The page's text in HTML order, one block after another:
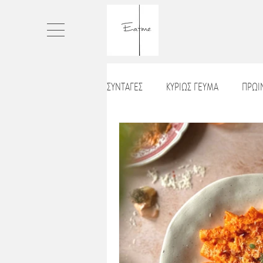
ΣΥΝΤΑΓΕΣ ΚΥΡΙΩΣ ΓΕΥΜΑ
ΤΑΡΤΕΣ ΨΩΜΙ
ΒΡΑΔΙΝΟ
ΣΝΑΚ ΠΑΡΑΔΟΣΙΑΚΑ ΓΛΥΚΑ